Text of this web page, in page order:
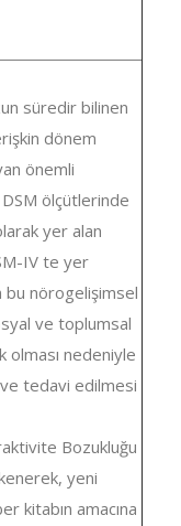
süredir bilinen
dönem
önemli
ölçütlerinde
yer alan
IV te yer
bu nörogelişimsel
ve toplumsal
olması nedeniyle
tedavi edilmesi
Bozukluğu
yeni
kitabın amacına